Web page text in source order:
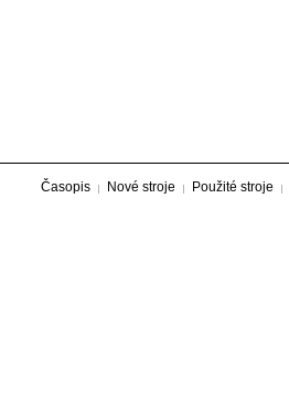
Časopis Nové stroje Použité stroje